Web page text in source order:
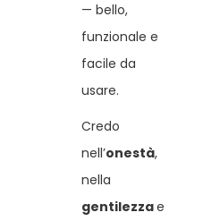
— bello,
funzionale e
facile da
usare.
Credo
nell’onestà,
nella
gentilezzae